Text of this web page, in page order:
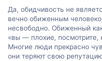
Да, обидчивость не
вечно обиженным
несвободно. Обиженный
«вы — плохие, посмотрите,
Многие люди прекрасно
они теряют свою